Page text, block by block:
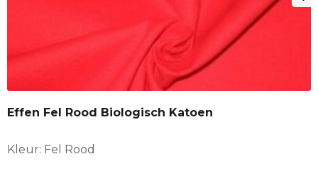
Effen Fel Rood Biologisch Katoen
Kleur: Fel Rood